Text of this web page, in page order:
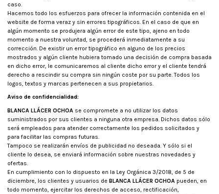
caso.
Hacemos todo los esfuerzos para ofrecer la información contenida en el
website de forma veraz y sin errores tipográficos. En el caso de que en
algún momento se produjera algún error de este tipo, ajeno en todo
momento a nuestra voluntad, se procederá inmediatamente a su
corrección. De existir un error tipográfico en alguno de los precios
mostrados y algún cliente hubiera tomado una decisión de compra basada
en dicho error, le comunicaremos al cliente dicho error y el cliente tendrá
derecho a rescindir su compra sin ningún coste por su parte. Todos los
logos, textos y marcas pertenecen a sus propietarios.
Aviso de confidencialidad:
BLANCA LLÁCER OCHOA se compromete a no utilizar los datos
suministrados por sus clientes a ninguna otra empresa. Dichos datos sólo
será empleados para atender correctamente los pedidos solicitados y
para facilitar las compras futuras.
Tampoco se realizarán envíos de publicidad no deseada. Y sólo si el
cliente lo desea, se enviará información sobre nuestras novedades y
ofertas.
En cumplimiento con lo dispuesto en la Ley Orgánica 3/2018, de 5 de
diciembre, los clientes y usuarios de BLANCA LLÁCER OCHOA pueden, en
todo momento, ejercitar los derechos de acceso, rectificación,